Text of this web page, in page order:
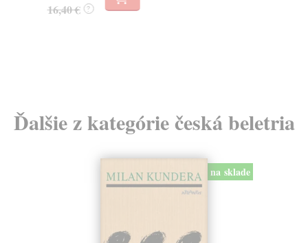
16,40 € ?
Ďalšie z kategórie česká beletria
na sklade